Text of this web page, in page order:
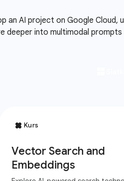
an AI project on Google Cloud,
deeper into multimodal prompts